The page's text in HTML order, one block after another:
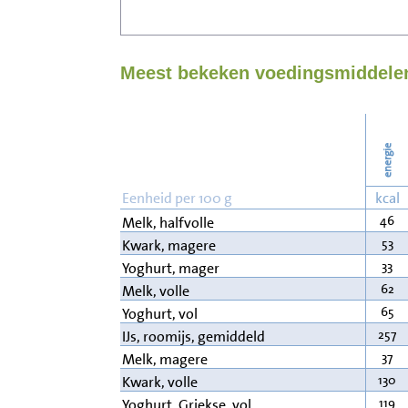
Meest bekeken
energie
Eenheid per 100 g kcal
Melk, halfvolle
46
Kwark, magere 53
Yoghurt, mager 33
Melk, volle 62
Yoghurt, vol 65
IJs, roomijs, gemiddeld 257
Melk, magere 37
Kwark, volle 130
119